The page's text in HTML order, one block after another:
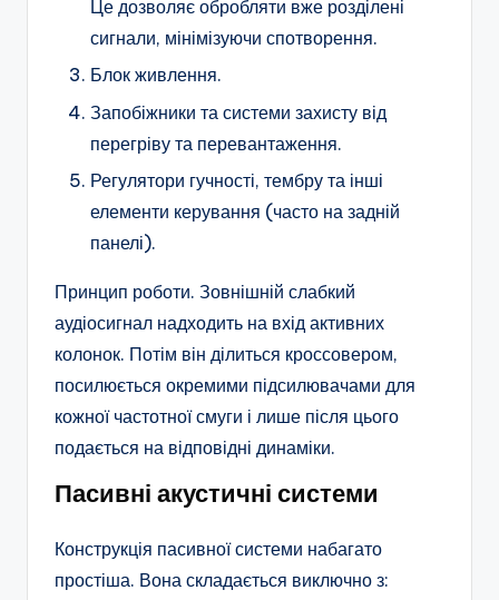
Це дозволяє обробляти вже розділені
сигнали, мінімізуючи спотворення.
Блок живлення.
Запобіжники та системи захисту від
перегріву та перевантаження.
Регулятори гучності, тембру та інші
елементи керування (часто на задній
панелі).
Принцип роботи. Зовнішній слабкий
аудіосигнал надходить на вхід активних
колонок. Потім він ділиться кроссовером,
посилюється окремими підсилювачами для
кожної частотної смуги і лише після цього
подається на відповідні динаміки.
Пасивні акустичні системи
Конструкція пасивної системи набагато
простіша. Вона складається виключно з: